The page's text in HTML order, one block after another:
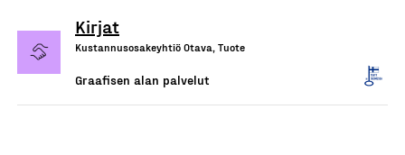
Kirjat
Kustannusosakeyhtiö Otava, Tuote
Graafisen alan palvelut